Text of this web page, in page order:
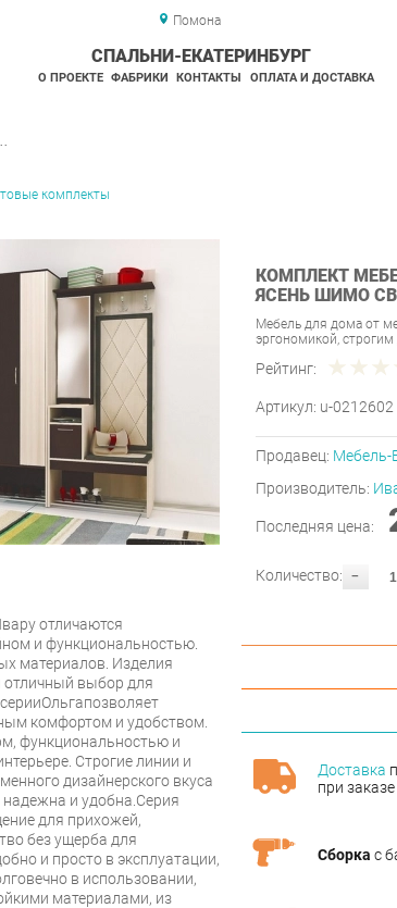
Помона
СПАЛЬНИ-ЕКАТЕРИНБУРГ
О ПРОЕКТЕ ФАБРИКИ КОНТАКТЫ ОПЛАТА И ДОСТАВКА
комплекты
КОМПЛЕКТ
ЯСЕНЬ ШИМО
Мебель для дома от
эргономикой,
Рейтинг:
Артикул: u-0212602
Продавец: Мебель-
Производитель:
Последняя цена:
-
Количество:
Доставка
при
Сборка с
отличаются
и функциональностью.
материалов. Изделия
отличный выбор для
комфортом и удобством.
функциональностью и
Строгие линии и
дизайнерского вкуса
и удобна.Серия
для прихожей,
без ущерба для
и просто в эксплуатации,
в использовании,
материалами, из